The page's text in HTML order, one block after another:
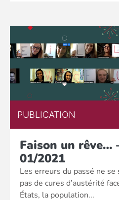
PUBLICATION
Faison un rêve…
01/2021
Les erreurs du passé ne
pas de cures d’austérité
États, la population...